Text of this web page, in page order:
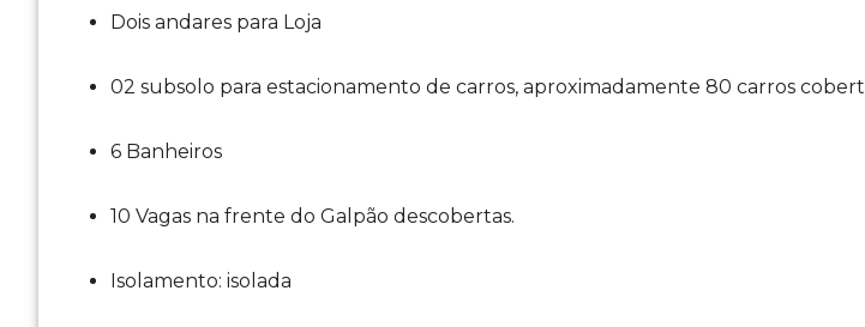
Dois andares para Loja
02 subsolo para estacionamento de carros, aproximadamente 80 carros
6 Banheiros
10 Vagas na frente do Galpão descobertas.
Isolamento: isolada